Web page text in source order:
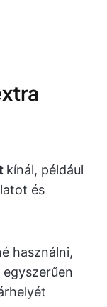
kínál, például
és
használni,